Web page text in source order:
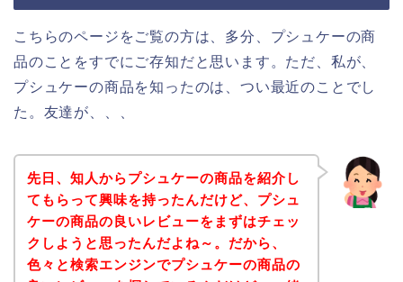
こちらのページをご覧の方は、多分、プシュケーの商
品のことをすでにご存知だと思います。ただ、私が、
プシュケーの商品を知ったのは、つい最近のことでし
た。友達が、、、
先日、知人からプシュケーの商品を紹介し
てもらって興味を持ったんだけど、プシュ
ケーの商品の良いレビューをまずはチェッ
クしようと思ったんだよね～。だから、
色々と検索エンジンでプシュケーの商品の